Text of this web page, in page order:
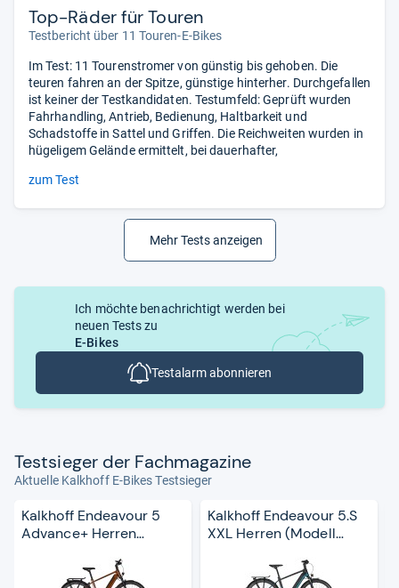
Top-Räder für Touren
Testbericht über 11 Touren-E-Bikes
Im Test: 11 Tourenstromer von günstig bis gehoben. Die
teuren fahren an der Spitze, günstige hinterher. Durchgefallen
ist keiner der Testkandidaten. Testumfeld: Geprüft wurden
Fahrhandling, Antrieb, Bedienung, Haltbarkeit und
Schadstoffe in Sattel und Griffen. Die Reichweiten wurden in
hügeligem Gelände ermittelt, bei dauerhafter,
zum Test
Mehr Tests anzeigen
Ich möchte benachrichtigt werden bei
neuen Tests zu
E-Bikes
Testalarm abonnieren
Test­sie­ger der Fach­ma­ga­zine
Aktuelle Kalkhoff E-Bikes Testsieger
Kalkhoff Endeavour 5
Advance+ Herren
Kalkhoff Endeavour 5.S
XXL Herren (Modell